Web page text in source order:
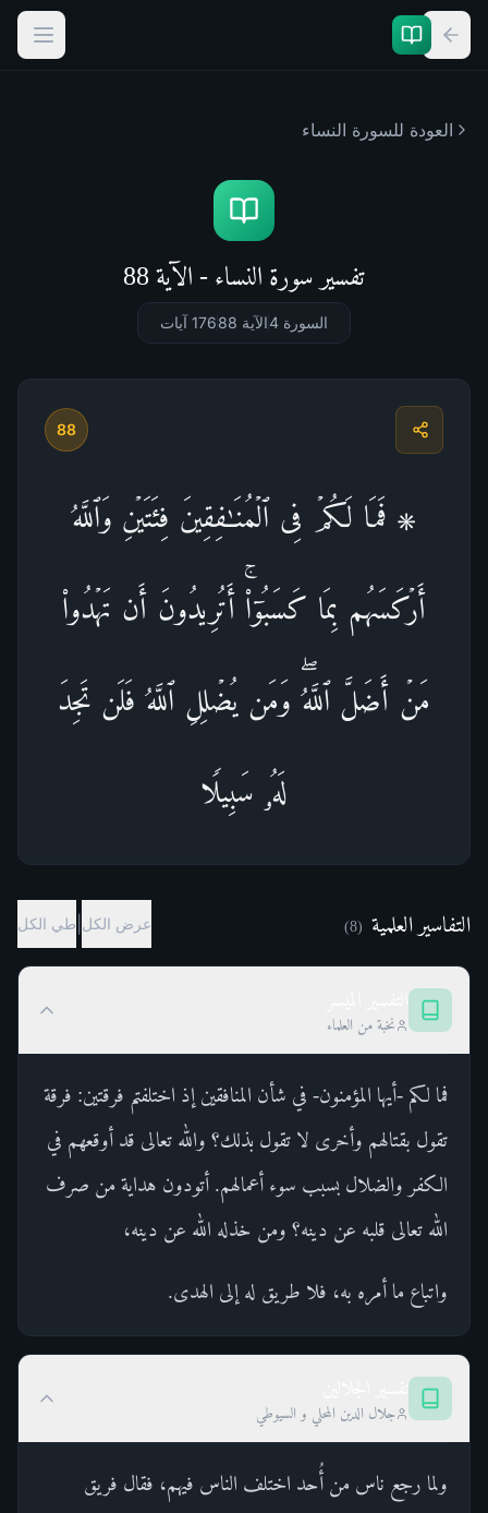
العودة للسورة النساء
تفسير سورة النساء - الآية 88
السورة 4 الآية 88 176 آيات
88
۞ فَمَا لَكُمۡ فِی ٱلۡمُنَـٰفِقِینَ فِئَتَیۡنِ وَٱللَّهُ
أَرۡكَسَهُم بِمَا كَسَبُوۤا۟ۚ أَتُرِیدُونَ أَن تَهۡدُوا۟
مَنۡ أَضَلَّ ٱللَّهُۖ وَمَن یُضۡلِلِ ٱللَّهُ فَلَن تَجِدَ
لَهُۥ سَبِیلࣰا
التفاسير العلمية (
8
) عرض الكل طي الكل
نخبة من العلماء
فما لكم -أيها المؤمنون- في شأن المنافقين إذ اختلفتم فرقتين: فرقة
تقول بقتالهم وأخرى لا تقول بذلك؟ والله تعالى قد أوقعهم في
الكفر والضلال بسبب سوء أعمالهم. أتودون هداية من صرف
الله تعالى قلبه عن دينه؟ ومن خذله الله عن دينه،
واتباع ما أمره به، فلا طريق له إلى الهدى.
جلال الدين المحلي و السيوطي
ولما رجع ناس من أُحد اختلف الناس فيهم، فقال فريق